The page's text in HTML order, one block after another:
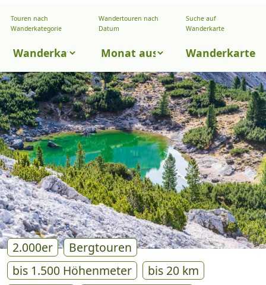
M
A
L
T
S
P
R
I
N
G
E
N
Touren nach
Wanderkategorie
Touren
Wanderkategorie
Wandertouren nach
Datum
Wandertouren
Datum
Suche auf
Wanderkarte
Wanderkarte
2.000er
Bergtouren
bis 1.500 Höhenmeter
bis 20 km